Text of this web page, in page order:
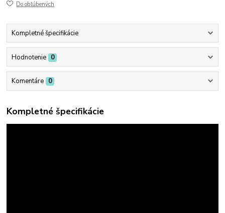
Do obľúbených
Kompletné špecifikácie
Hodnotenie 0
Komentáre 0
Kompletné špecifikácie